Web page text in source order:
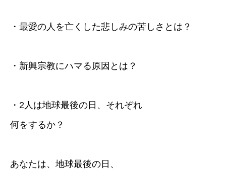
・最愛の人を亡くした悲しみの苦しさとは？
・新興宗教にハマる原因とは？
・2人は地球最後の日、それぞれ
何をするか？
あなたは、地球最後の日、